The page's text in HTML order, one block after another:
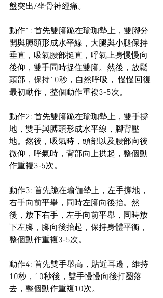
盤突出/坐骨神經痛。
動作1️: 首先雙腳跪在瑜珈墊上，雙腳分
開與膊頭形成水平線，大腿與小腿保持
垂直，吸氣腰部挺直，呼氣上身慢慢向
後仰，雙手同時捉住雙腳。然後，放鬆
頭部，保持10秒，自然呼吸， 慢慢回復
最初動作，整個動作重複3-5次。
動作2️: 首先雙腳跪在瑜珈墊上，雙手撐
地，雙手與膊頭形成水平線，腳背壓
地。然後，吸氣時，頭部以及腰部向後
微仰，呼氣時，背部向上拱起，整個動
作重複3-5次。
動作3️: 首先跪在瑜伽墊上，左手撐地，
右手向前平舉，同時左腳向後抬。然
後，放下右手，左手向前平舉，同時放
下左腳，腳向後抬起，保持身體平衡，
整個動作重複3-5次。
動作4️: 首先雙手舉高，貼近耳邊，維持
10秒，10秒後，雙手慢慢向後打圈落
去，整個動作重複10次。